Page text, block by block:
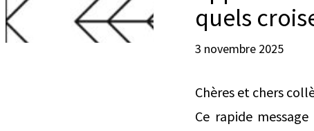
quels
3 novembre 2025
Chères et chers
Ce rapide